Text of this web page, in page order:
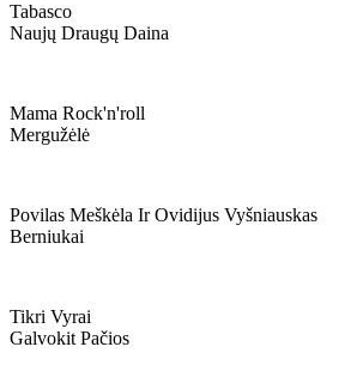
Tabasco
Naujų Draugų Daina
Mama Rock'n'roll
Mergužėlė
Povilas Meškėla Ir Ovidijus Vyšniauskas
Berniukai
Tikri Vyrai
Galvokit Pačios